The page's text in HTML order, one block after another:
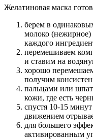
Желатиновая маска
берем в
молоко (нежирное)
каждого
перемешиваем
и ставим на
хорошо
получим
пальцами или
кожи, где есть
спустя 10-15
движением
для большего
активированным